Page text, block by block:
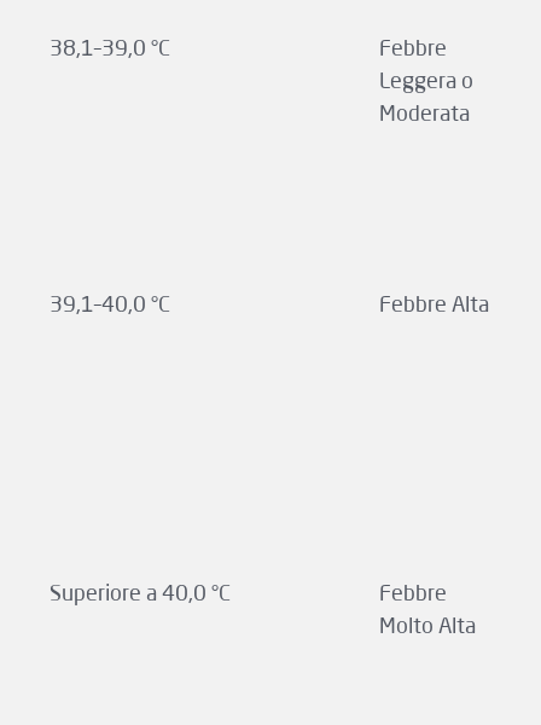
38,1–39,0 °C
Febbre
Leggera o
Moderata
39,1–40,0 °C Febbre Alta
Superiore a 40,0 °C
Febbre
Molto Alta